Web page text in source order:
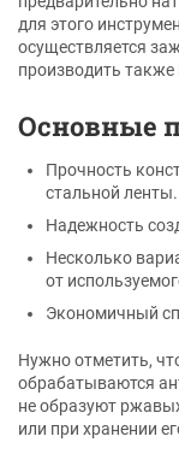
для этого
осуществляется
производить
Основные
Прочность
стальной ленты.
Надежность
Несколько
от
Экономичный
Нужно отметить,
обрабатываются
не образуют
или при хранении